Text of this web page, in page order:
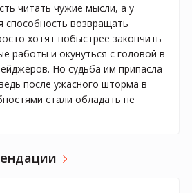
читать чужие мысли, а у
способность возвращать
хотят побыстрее закончить
работы и окунуться с головой в
Но судьба им припасла
после ужасного шторма в
стали обладать не